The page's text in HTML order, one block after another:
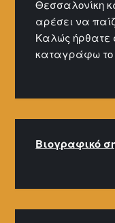
Θεσσαλονίκη
αρέσει να
Καλώς ήρθατε
καταγράφω το
Βιογραφικό